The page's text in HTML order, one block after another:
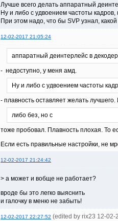
Лучше всего делать аппаратный
Ну и либо с удвоением частоты кадров,
При этом надо, что бы SVP узнал,
12-02-2017 21:05:24
аппаратный деинтерлейс в
- недоступно, у меня амд.
Ну и либо с удвоением частоты
- плавность оставляет желать
либо без, но с
тоже пробовал. Плавность плохая. То
Если есть правильные настройки, не
12-02-2017 21:24:42
> а может и вобще не работает?
вроде бы это легко выяснить
и галочку в меню не забыть!
12-02-2017 22:27:52 (edited by rix23 12-02-